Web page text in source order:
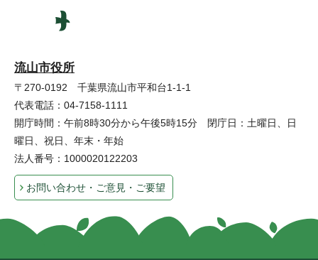
流山市役所
〒270-0192 千葉県流山市平和台1-1-1
代表電話：04-7158-1111
開庁時間：午前8時30分から午後5時15分 閉庁日：土曜日、日
曜日、祝日、年末・年始
法人番号：1000020122203
お問い合わせ・ご意見・ご要望